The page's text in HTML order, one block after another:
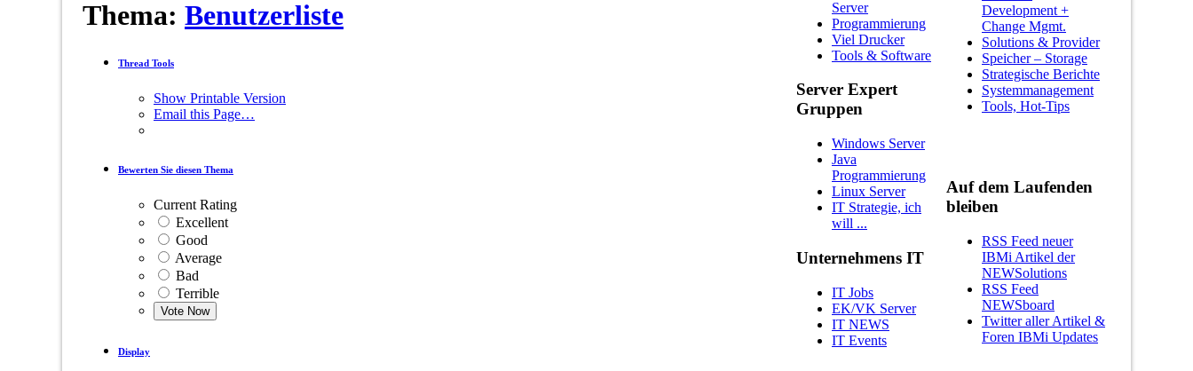
Thema: Benutzerliste
Thread Tools
Show Printable Version
Email this Page…
Bewerten Sie diesen Thema
Current Rating
Excellent
Good
Average
Bad
Terrible
Display
Server
Programmierung
Viel Drucker
Tools & Software
Server Expert
Gruppen
Windows Server
Java
Programmierung
Linux Server
IT Strategie, ich
will ...
Unternehmens IT
IT Jobs
EK/VK Server
IT NEWS
IT Events
Development +
Change Mgmt.
Solutions & Provider
Speicher – Storage
Strategische Berichte
Systemmanagement
Tools, Hot-Tips
Auf dem Laufenden
bleiben
RSS Feed neuer
IBMi Artikel der
NEWSolutions
RSS Feed
NEWSboard
Twitter aller Artikel &
Foren IBMi Updates